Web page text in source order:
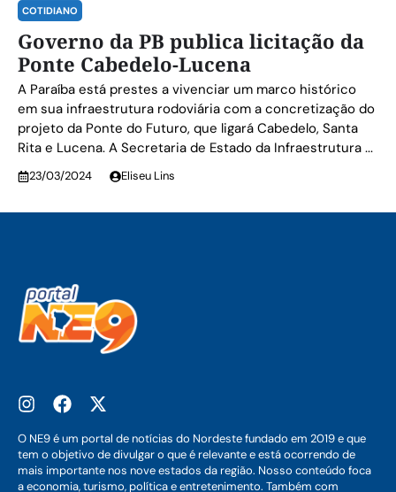
COTIDIANO
Governo da PB publica licitação da
Ponte Cabedelo-Lucena
A Paraíba está prestes a vivenciar um marco histórico
em sua infraestrutura rodoviária com a concretização do
projeto da Ponte do Futuro, que ligará Cabedelo, Santa
Rita e Lucena. A Secretaria de Estado da Infraestrutura ...
23/03/2024 Eliseu Lins
O NE9 é um portal de notícias do Nordeste fundado em 2019 e que
tem o objetivo de divulgar o que é relevante e está ocorrendo de
mais importante nos nove estados da região. Nosso conteúdo foca
a economia, turismo, política e entretenimento. Também com